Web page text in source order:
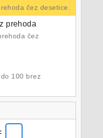
čez desetice.
prehoda
čez
100 brez